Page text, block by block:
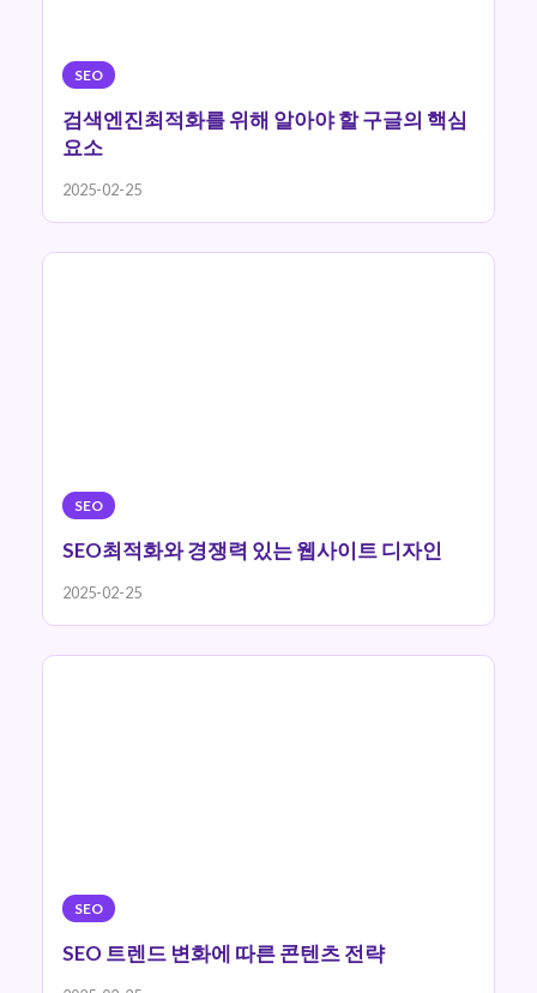
SEO
검색엔진최적화를 위해 알아야 할 구글의 핵심
요소
2025-02-25
SEO
SEO최적화와 경쟁력 있는 웹사이트 디자인
2025-02-25
SEO
SEO 트렌드 변화에 따른 콘텐츠 전략